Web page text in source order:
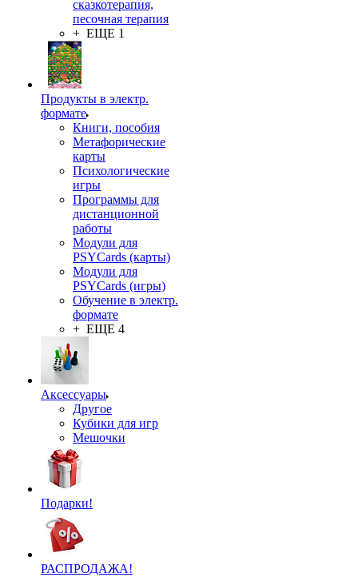
сказкотерапия,
песочная терапия
+ ЕЩЕ 1
Продукты в электр.
формате
Книги, пособия
Метафорические
карты
Психологические
игры
Программы для
дистанционной
работы
Модули для
PSYCards (карты)
Модули для
PSYCards (игры)
Обучение в электр.
формате
+ ЕЩЕ 4
Аксессуары
Другое
Кубики для игр
Мешочки
Подарки!
РАСПРОДАЖА!